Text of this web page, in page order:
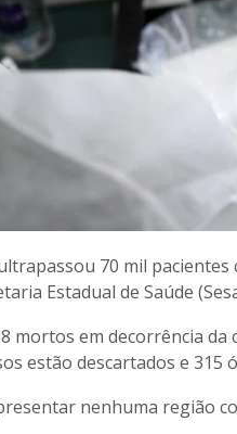
70 mil
Estadual de Saúde
mortos em decorrência
estão descartados e 315
nenhuma região